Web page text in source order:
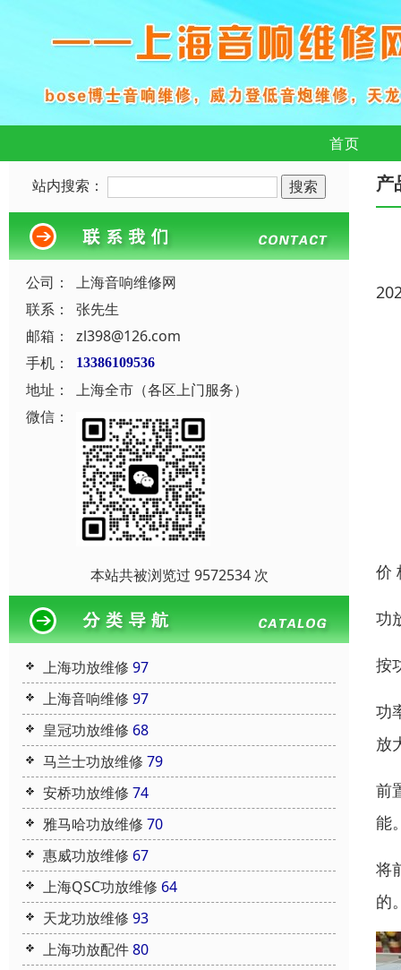
首页
站内搜索：
公司：
上海音响维修网
联系：
张先生
邮箱：
zl398@126.com
手机：
13386109536
地址：
上海全市（各区上门服务）
微信：
本站共被浏览过 9572534 次
上海功放维修 97
上海音响维修 97
皇冠功放维修 68
马兰士功放维修 79
安桥功放维修 74
雅马哈功放维修 70
惠威功放维修 67
上海QSC功放维修 64
天龙功放维修 93
上海功放配件80
产
价
功
按
功
放
前
能
将
的